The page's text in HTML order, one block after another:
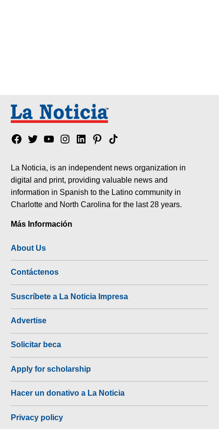
Facebook
TwitterYouTubeInstagram
LinkedinPinterest
Tik
La Noticia, is an independent news organization in
digital and print, providing valuable news and
information in Spanish to the Latino community in
Charlotte and North Carolina for the last 28 years.
Más Información
About Us
Contáctenos
Suscríbete a La Noticia Impresa
Advertise
Solicitar beca
Apply for scholarship
Hacer un donativo a La Noticia
Privacy policy